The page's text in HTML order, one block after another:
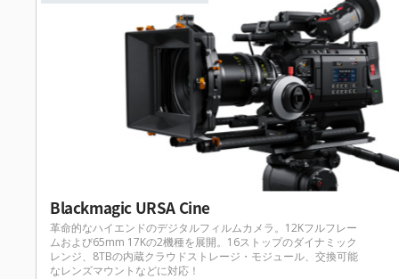
Blackmagic URSA Cine
革命的なハイエンドのデジタルフィルムカメラ。12Kフルフレー
ムおよび65mm 17Kの2機種を展開。16ストップのダイナミック
レンジ、8TBの内蔵クラウドストレージ・モジュール、交換可能
なレンズマウントなどに対応！